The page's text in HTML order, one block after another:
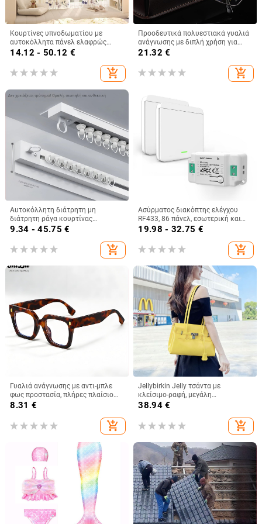
Κουρτίνες υπνοδωματίου με
αυτοκόλλητα πάνελ ελαφρώς
διαφανή για γωνιακό παράθυρο,
την ιδιωτικότητα, χωρίς διάτρηση,
έτοιμες προς χρήση
14.12 - 50.12 €
add_shopping_cart
Προοδευτικά πολυεστιακά γυαλιά
ανάγνωσης με διπλή χρήση για
μακρινή και κοντινή όραση, αντι-
μεταλλικός σκελετός πλήρους
πλαισίου
21.32 €
add_shopping_cart
Αυτοκόλλητη διάτρητη μη
διάτρητη ράγα κουρτίνας
μπαλκονιού με πλευρική
αθόρυβη διευρυμένη ράγα οδηγού
τύπου γάντζου
9.34 - 45.75 €
add_shopping_cart
Ασύρματος διακόπτης ελέγχου
RF433, 86 πάνελ, εσωτερική και
εξωτερική κεραία, πολυ-έλεγχος
19.98 - 32.75 €
add_shopping_cart
Γυαλιά ανάγνωσης με αντι-μπλε
φως προστασία, πλήρες πλαίσιο
από PC, συμβατά με μυωπία, για
8.31 €
add_shopping_cart
Jellybirkin Jelly τσάντα με
κλείσιμο-ραφή, μεγάλη
χωρητικότητα, PVC για τον ώμο
38.94€
add_shopping_cart